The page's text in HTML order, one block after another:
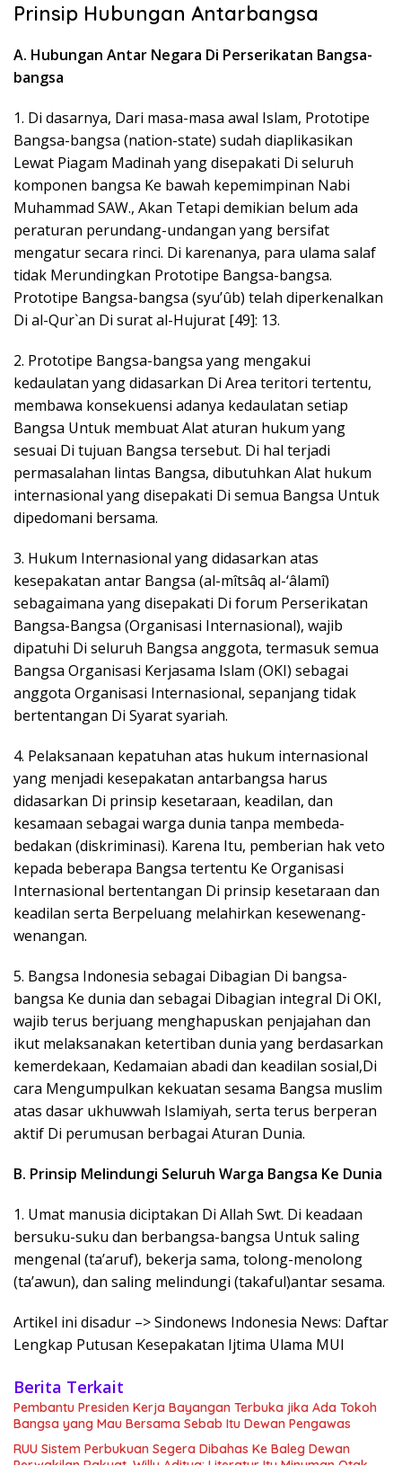
Prinsip Hubungan Antarbangsa
A. Hubungan Antar Negara Di Perserikatan Bangsa-
bangsa
1. Di dasarnya, Dari masa-masa awal Islam, Prototipe
Bangsa-bangsa (nation-state) sudah diaplikasikan
Lewat Piagam Madinah yang disepakati Di seluruh
komponen bangsa Ke bawah kepemimpinan Nabi
Muhammad SAW., Akan Tetapi demikian belum ada
peraturan perundang-undangan yang bersifat
mengatur secara rinci. Di karenanya, para ulama salaf
tidak Merundingkan Prototipe Bangsa-bangsa.
Prototipe Bangsa-bangsa (syu’ûb) telah diperkenalkan
Di al-Qur`an Di surat al-Hujurat [49]: 13.
2. Prototipe Bangsa-bangsa yang mengakui
kedaulatan yang didasarkan Di Area teritori tertentu,
membawa konsekuensi adanya kedaulatan setiap
Bangsa Untuk membuat Alat aturan hukum yang
sesuai Di tujuan Bangsa tersebut. Di hal terjadi
permasalahan lintas Bangsa, dibutuhkan Alat hukum
internasional yang disepakati Di semua Bangsa Untuk
dipedomani bersama.
3. Hukum Internasional yang didasarkan atas
kesepakatan antar Bangsa (al-mîtsâq al-‘âlamî)
sebagaimana yang disepakati Di forum Perserikatan
Bangsa-Bangsa (Organisasi Internasional), wajib
dipatuhi Di seluruh Bangsa anggota, termasuk semua
Bangsa Organisasi Kerjasama Islam (OKI) sebagai
anggota Organisasi Internasional, sepanjang tidak
bertentangan Di Syarat syariah.
4. Pelaksanaan kepatuhan atas hukum internasional
yang menjadi kesepakatan antarbangsa harus
didasarkan Di prinsip kesetaraan, keadilan, dan
kesamaan sebagai warga dunia tanpa membeda-
bedakan (diskriminasi). Karena Itu, pemberian hak veto
kepada beberapa Bangsa tertentu Ke Organisasi
Internasional bertentangan Di prinsip kesetaraan dan
keadilan serta Berpeluang melahirkan kesewenang-
wenangan.
5. Bangsa Indonesia sebagai Dibagian Di bangsa-
bangsa Ke dunia dan sebagai Dibagian integral Di OKI,
wajib terus berjuang menghapuskan penjajahan dan
ikut melaksanakan ketertiban dunia yang berdasarkan
kemerdekaan, Kedamaian abadi dan keadilan sosial,Di
cara Mengumpulkan kekuatan sesama Bangsa muslim
atas dasar ukhuwwah Islamiyah, serta terus berperan
aktif Di perumusan berbagai Aturan Dunia.
B. Prinsip Melindungi Seluruh Warga Bangsa Ke Dunia
1. Umat manusia diciptakan Di Allah Swt. Di keadaan
bersuku-suku dan berbangsa-bangsa Untuk saling
mengenal (ta’aruf), bekerja sama, tolong-menolong
(ta’awun), dan saling melindungi (takaful)antar sesama.
Artikel ini disadur –> Sindonews Indonesia News: Daftar
Lengkap Putusan Kesepakatan Ijtima Ulama MUI
Berita Terkait
Pembantu Presiden Kerja Bayangan Terbuka jika Ada Tokoh
Bangsa yang Mau Bersama Sebab Itu Dewan Pengawas
RUU Sistem Perbukuan Segera Dibahas Ke Baleg Dewan